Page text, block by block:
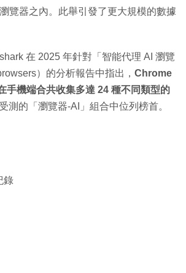
覽器之內。此舉引發了更大規模的數據
在 2025 年針對「智能代理 AI 瀏覽
）的分析報告中指出， Chrome
手機端合共收集多達 24 種不同類型的
測的「瀏覽器-AI」組合中位列榜首。
錄